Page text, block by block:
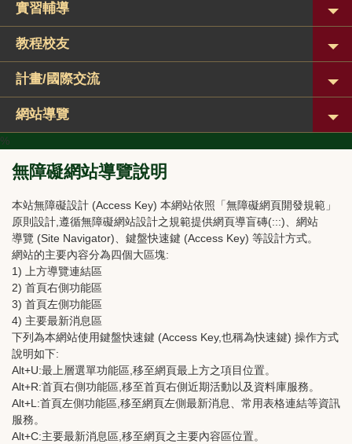
實習輔導
教程校友
計畫/國際交流
網站導覽
%
無障礙網站導覽說明
本站無障礙設計 (Access Key) 本網站依照「無障礙網頁開發規範」
原則設計,遵循無障礙網站設計之規範提供網頁導盲磚(:::)、網站
導覽 (Site Navigator)、鍵盤快速鍵 (Access Key) 等設計方式。
網站的主要內容分為四個大區塊:
1) 上方導覽連結區
2) 首頁右側功能區
3) 首頁左側功能區
4) 主要最新消息區
下列為本網站使用鍵盤快速鍵 (Access Key,也稱為快速鍵) 操作方式
說明如下:
Alt+U:最上層選單功能區,移至網頁最上方之項目位置。
Alt+R:首頁右側功能區,移至首頁右側近期活動以及資料庫服務。
Alt+L:首頁左側功能區,移至網頁左側最新消息、常用表格連結等資訊
服務。
Alt+C:主要最新消息區,移至網頁之主要內容區位置。